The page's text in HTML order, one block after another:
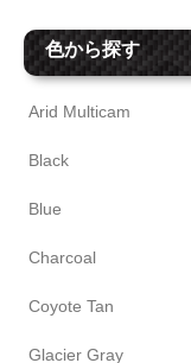
色から探す
Arid Multicam
Black
Blue
Charcoal
Coyote Tan
Glacier Gray